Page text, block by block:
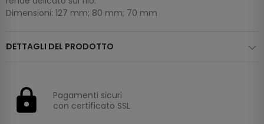
Dimensioni: 127 mm; 80 mm; 70 mm
DETTAGLI DEL PRODOTTO
Pagamenti sicuri
con certificato SSL